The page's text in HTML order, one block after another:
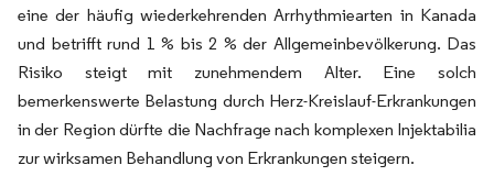
eine der häufig wiederkehrenden Arrhythmiearten in Kanada
und betrifft rund 1 % bis 2 % der Allgemeinbevölkerung. Das
Risiko steigt mit zunehmendem Alter. Eine solch
bemerkenswerte Belastung durch Herz-Kreislauf-Erkrankungen
in der Region dürfte die Nachfrage nach komplexen Injektabilia
zur wirksamen Behandlung von Erkrankungen steigern.